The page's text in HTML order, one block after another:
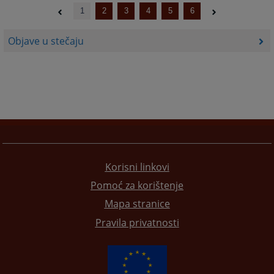
Objave u stečaju
1 2 3 4 5 6
Korisni linkovi
Pomoć za korištenje
Mapa stranice
Pravila privatnosti